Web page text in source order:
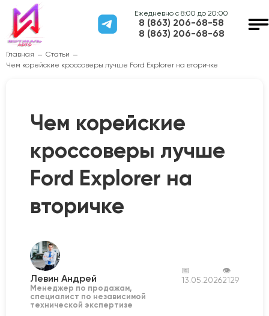
Ежедневно с 8:00 до 20:00
8 (863) 206-68-58
8 (863) 206-68-68
Главная
Статьи
Чем корейские кроссоверы лучше Ford Explorer на вторичке
Чем корейские
кроссоверы лучше
Ford Explorer на
вторичке
Левин Андрей
Менеджер по продажам,
специалист по независимой
технической экспертизе
📅
13.05.2026
👁
2129